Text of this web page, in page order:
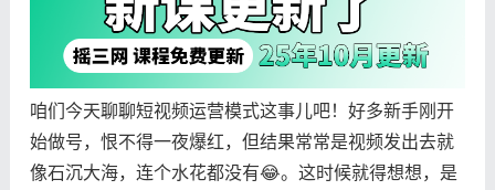
咱们今天聊聊短视频运营模式这事儿吧！好多新手刚开
始做号，恨不得一夜爆红，但结果常常是视频发出去就
像石沉大海，连个水花都没有😂。这时候就得想想，是